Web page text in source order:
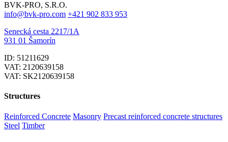
BVK-PRO, S.R.O.
info@bvk-pro.com +421 902 833 953
Senecká cesta 2217/1A
931 01 Šamorín
ID: 51211629
VAT: 2120639158
VAT: SK2120639158
Structures
Reinforced Concrete Masonry Precast reinforced concrete structures
Steel Timber